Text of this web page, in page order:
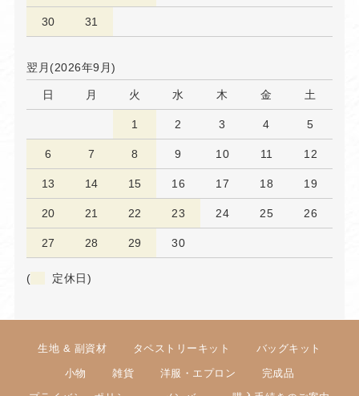
30 31
翌月(2026年9月)
日 月 火 水 木 金 土
1 2 3 4 5
6 7 8 9 10 11 12
13 14 15 16 17 18 19
20 21 22 23 24 25 26
27 28 29 30
( 定休日)
生地 & 副資材 タペストリーキット バッグキット
小物 雑貨 洋服・エプロン 完成品